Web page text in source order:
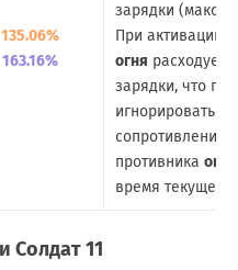
135.06%
163.16%
зарядки
При активации
огня
зарядки, что
игнорировать
сопротивления
противника
время текущей
Солдат 11